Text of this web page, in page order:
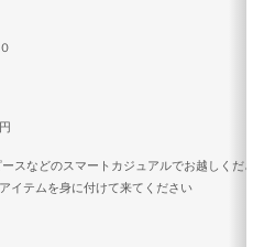
スなどのスマートカジュアルでお越しくださ
イテムを身に付けて来てください